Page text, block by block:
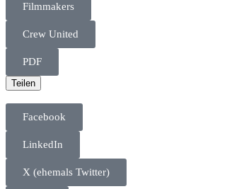
Filmmakers
Crew United
PDF
Teilen
Facebook
LinkedIn
X (ehemals Twitter)